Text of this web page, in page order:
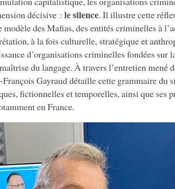
décisive : le silence. Il illustre cette
modèle des Mafias, des entités criminelles à
à la fois culturelle, stratégique et
d’organisations criminelles fondées sur
du langage. À travers l’entretien mené
François Gayraud détaille cette grammaire du
fictionnelles et temporelles, ainsi que ses
en France.